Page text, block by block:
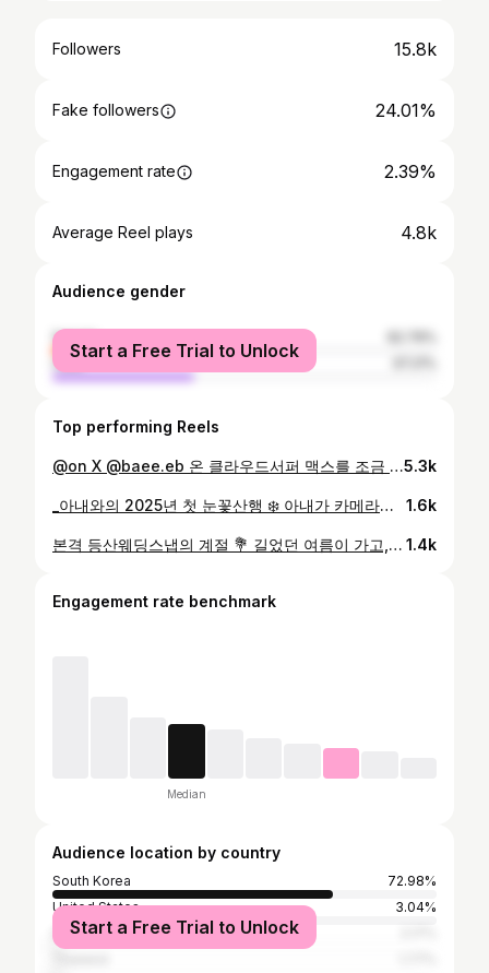
Followers 15.8k
Fake followers 24.01%
Engagement rate 2.39%
Average Reel plays 4.8k
Audience gender
female
male
Start a Free Trial to Unlock
Top performing Reels
@on X @baee.eb 온 클라우드서퍼 맥스를 조금 더 멋지게 담기 위한 노력 이 날 하은님은 몇 번이나 뛰었을까요? 🤣 #클라우드서퍼맥스 #온 #on #CloudSurferMax5.3k
_아내와의 2025년 첫 눈꽃산행 ❄️ 아내가 카메라를 들고 산에 오르는 모습이 이제 별로 어색하게 느껴지지 않네요. (뿌듯 ☺️) 아내의 사진 실력이 늘어갈수록 우리 부부의 순간순간이 더 촘촘히 기록되는 것 같아 기쁘고, 부부가 함께 하는 비즈니스에 대한 가능성도 조금씩 커져가는 것 같습니다. 언젠가 함께 일하게 되는 그날까지 💪 #결혼은미래당 #아차산 #눈꽃산행 #겨울산행 #등산부부 #등산커플 1.6k
본격 등산웨딩스냅의 계절 💐 길었던 여름이 가고, 기분 좋은 시원한 바람이 부는 가을이 찾아왔습니다. 제가 가장 좋아하는 계절이면서, 일년 중 등산웨딩스냅 촬영을 가장 많이 하는 시기이기도 해요. 특별한 등산복을 입고 산에 오른 두 분의 시간을 기록하면서, 금빛으로 물든 간월재를 눈과 카메라에 원없이 담아왔습니다 :) 왠지 또 금방 지나갈 것만 같은 이 계절을 부지런히 누리세요 🍁 #등산웨딩스냅 의 마지막 컷은 언제나 #부케돌이 샷 📸 1.4k
Engagement rate benchmark
Median
Audience location by country
South Korea
72.98%
United States
3.04%
Indonesia
Start a Free Trial to Unlock